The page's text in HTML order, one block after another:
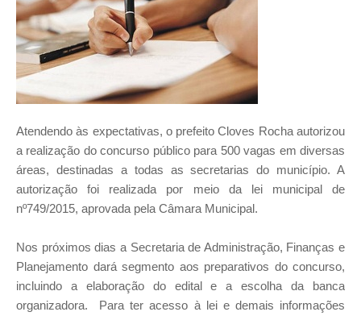
Atendendo às expectativas, o prefeito Cloves Rocha autorizou
a realização do concurso público para 500 vagas em diversas
áreas, destinadas a todas as secretarias do município. A
autorização foi realizada por meio da lei municipal de
nº749/2015, aprovada pela Câmara Municipal.
Nos próximos dias a Secretaria de Administração, Finanças e
Planejamento dará segmento aos preparativos do concurso,
incluindo a elaboração do edital e a escolha da banca
organizadora. Para ter acesso à lei e demais informações